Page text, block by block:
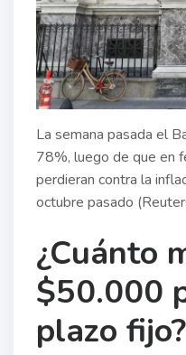
La semana pasada el
78%, luego de que en
perdieran contra la
octubre pasado
¿Cuánto
$50.000
plazo fijo?